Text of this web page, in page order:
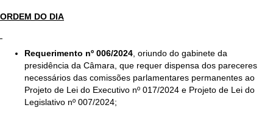
ORDEM DO DIA
Requerimento nº 006/2024 , oriundo do gabinete da
presidência da Câmara, que requer dispensa dos pareceres
necessários das comissões parlamentares permanentes ao
Projeto de Lei do Executivo nº 017/2024 e Projeto de Lei do
Legislativo nº 007/2024;